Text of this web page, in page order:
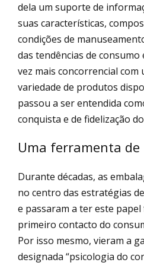
dela um suporte de
suas características,
condições de
das tendências de consumo
vez mais concorrencial com
variedade de produtos
passou a ser entendida
conquista e de fidelização
Uma ferramenta
Durante décadas, as
no centro das estratégias
e passaram a ter este
primeiro contacto do
Por isso mesmo, vieram a
designada “psicologia do